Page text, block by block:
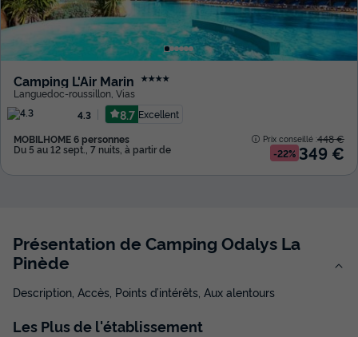
Camping L'Air Marin ★★★★
Languedoc-roussillon Vias
4.3
8.7 Excellent
MOBILHOME 6 personnes
Du 5 au 12 sept., 7 nuits, à partir de
Prix conseillé :448 €
-22% 349 €
Présentation de Camping Odalys La
Pinède
Description, Accès, Points d’intérêts, Aux alentours
Les Plusde l'établissement